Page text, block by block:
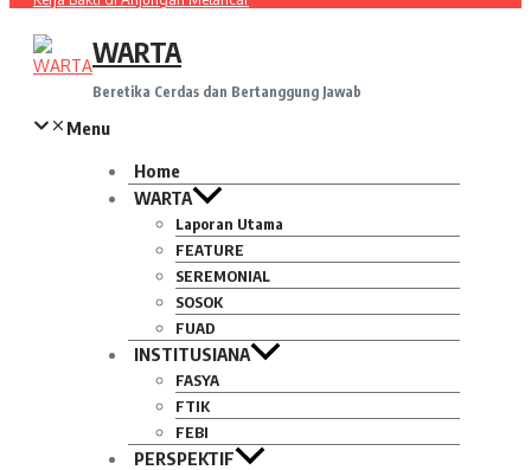
WARTA
Beretika Cerdas dan Bertanggung Jawab
Menu
Home
WARTA
Laporan Utama
FEATURE
SEREMONIAL
SOSOK
FUAD
INSTITUSIANA
FASYA
FTIK
FEBI
PERSPEKTIF